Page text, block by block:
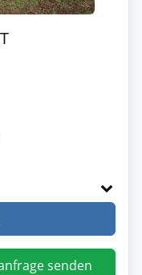
senden